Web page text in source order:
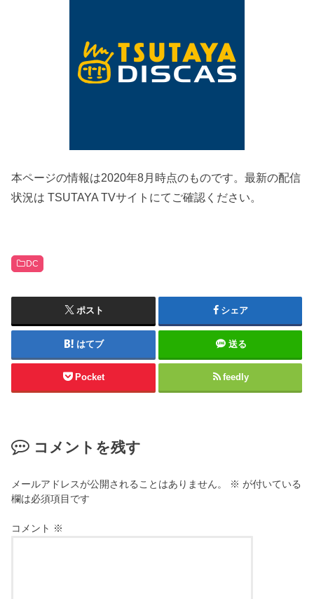
本ページの情報は2020年8月時点のものです。最新の配信
状況は TSUTAYA TVサイトにてご確認ください。
DC
ポスト シェア
はてブ 送る
Pocket feedly
コメントを残す
メールアドレスが公開されることはありません。 ※ が付いている
欄は必須項目です
コメント ※